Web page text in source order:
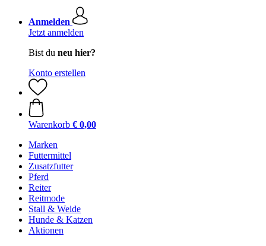
Anmelden
Jetzt anmelden
Bist du neu hier?
Konto erstellen
Warenkorb € 0,00
Marken
Futtermittel
Zusatzfutter
Pferd
Reiter
Reitmode
Stall & Weide
Hunde & Katzen
Aktionen